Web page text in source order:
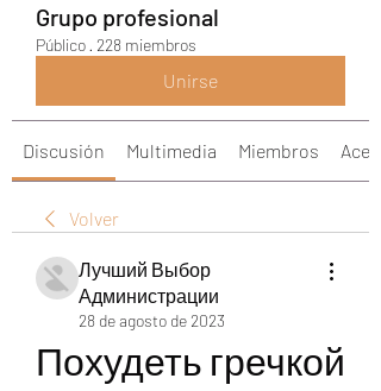
Grupo profesional
Público · 228 miembros
Unirse
Discusión Multimedia Miembros
Volver
Лучший Выбор
Администрации
28 de agosto de 2023
Похудеть гречкой